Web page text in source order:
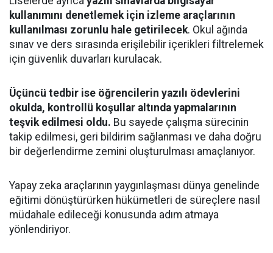
kullanımını denetlemek için izleme araçlarının
kullanılması zorunlu hale getirilecek. Okul ağında
sınav ve ders sırasında erişilebilir içerikleri filtrelemek
için güvenlik duvarları kurulacak.
Üçüncü tedbir ise öğrencilerin yazılı ödevlerini
okulda, kontrollü koşullar altında yapmalarının
teşvik edilmesi oldu. Bu sayede çalışma sürecinin
takip edilmesi, geri bildirim sağlanması ve daha doğru
bir değerlendirme zemini oluşturulması amaçlanıyor.
Yapay zeka araçlarının yaygınlaşması dünya genelinde
eğitimi dönüştürürken hükümetleri de süreçlere nasıl
müdahale edileceği konusunda adım atmaya
yönlendiriyor.